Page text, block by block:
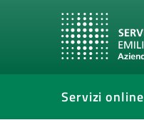
Servizi online